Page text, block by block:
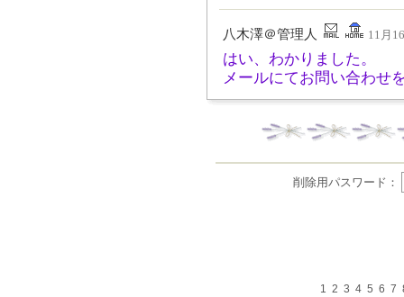
八木澤＠管理人 11月
はい、わかりました。
メールにてお問い合わせ
削除用パスワード：
1 2 3 4 5 6 7